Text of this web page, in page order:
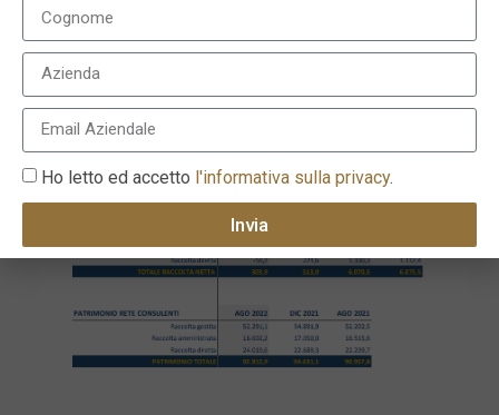
Nel mese di agosto sono stati acquisiti 6.734 nuovi
clienti, confermando il trend di miglioramento della
base della clientela maggiormente interessata ad
financial asset relativi ai nuovi conti aperti. Il numero
dei clienti totali al 31 agosto 2022 si è attestato a
1.462.357.
Ho letto ed accetto l'informativa sulla privacy.
Invia